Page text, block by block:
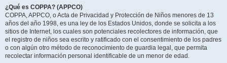
¿Qué es COPPA? (APPCO)
COPPA, APPCO, o Acta de Privacidad y Protección de Niños menores de 13
años del año 1998, es una ley de los Estados Unidos, donde se solicita a los
sitios de Internet, los cuales son potenciales recolectores de información, que
el registro de niños sea escrito y ratificado con el consentimiento de los padres
o con algún otro método de reconocimiento de guardia legal, que permita
recolectar información personal identificable de un menor de edad.